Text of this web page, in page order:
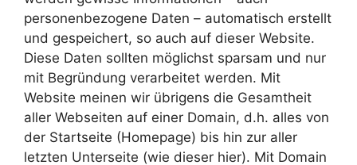
personenbezogene Daten – automatisch erstellt
und gespeichert, so auch auf dieser Website.
Diese Daten sollten möglichst sparsam und nur
mit Begründung verarbeitet werden. Mit
Website meinen wir übrigens die Gesamtheit
aller Webseiten auf einer Domain, d.h. alles von
der Startseite (Homepage) bis hin zur aller
letzten Unterseite (wie dieser hier). Mit Domain